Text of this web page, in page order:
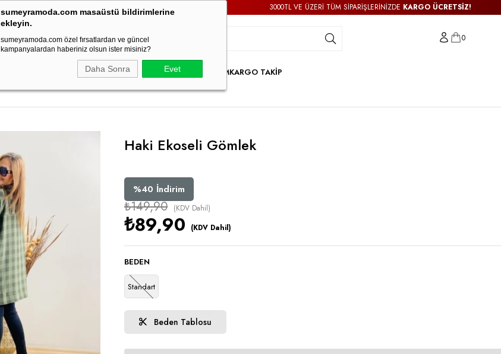
sumeyramoda.com masaüstü bildirimlerine
ekleyin.
sumeyramoda.com özel fırsatlardan ve güncel
kampanyalardan haberiniz olsun ister misiniz?
Daha Sonra Evet
3000TL VE ÜZERİ TÜM SİPARİŞLERİNİZDE KARGO ÜCRETSİZ! 3000TL VE ÜZERİ TÜM SİPARİŞLERİNİZDE KARGO ÜCRETSİZ!
0
ALT GİYİMDIŞ GİYİMTAKIM PARTY WEAR İNDİRİMKARGO TAKİP
Haki Ekoseli Gömlek
%40 İndirim
₺149,90 (KDV Dahil)
₺89,90 (KDV Dahil)
BEDEN
Standart
Beden Tablosu